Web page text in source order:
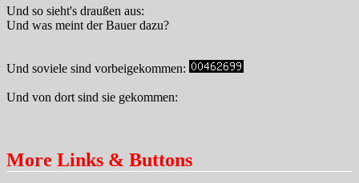
Und so sieht's draußen aus:
Und was meint der Bauer dazu?
Und soviele sind vorbeigekommen:
Und von dort sind sie gekommen:
More Links & Buttons